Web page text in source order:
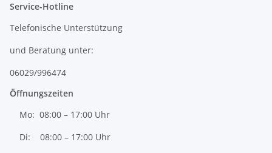
Service-Hotline
Telefonische Unterstützung
und Beratung unter:
06029/996474
Öffnungszeiten
Mo: 08:00 – 17:00 Uhr
Di: 08:00 – 17:00 Uhr